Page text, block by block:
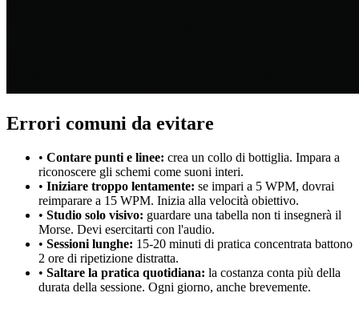
Errori comuni da evitare
• Contare punti e linee: crea un collo di bottiglia. Impara a
riconoscere gli schemi come suoni interi.
• Iniziare troppo lentamente: se impari a 5 WPM, dovrai
reimparare a 15 WPM. Inizia alla velocità obiettivo.
• Studio solo visivo: guardare una tabella non ti insegnerà il
Morse. Devi esercitarti con l'audio.
• Sessioni lunghe: 15-20 minuti di pratica concentrata battono
2 ore di ripetizione distratta.
• Saltare la pratica quotidiana: la costanza conta più della
durata della sessione. Ogni giorno, anche brevemente.